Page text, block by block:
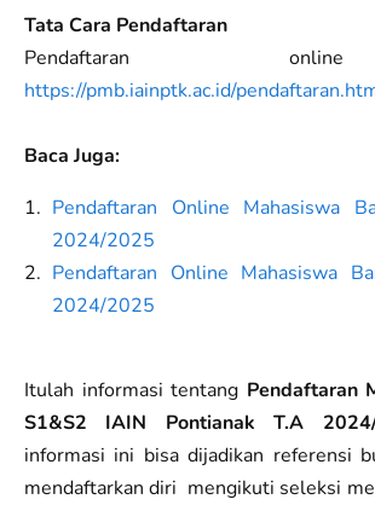
Tata Cara Pendaftaran
Pendaftaran
https://pmb.iainptk.ac.id/
Baca Juga:
Pendaftaran Online Mahasiswa
2024/2025
Pendaftaran Online Mahasiswa
2024/2025
Itulah informasi tentang Pendaftaran
S1&S2 IAIN Pontianak T.A
informasi ini bisa dijadikan referensi
mendaftarkan diri mengikuti seleksi